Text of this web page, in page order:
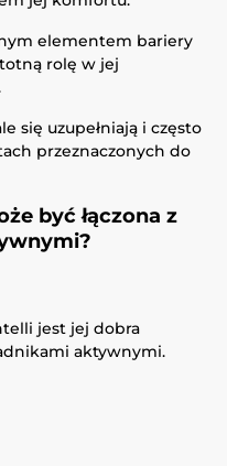
elementem bariery
rolę w jej
się uzupełniają i często
przeznaczonych do
być łączona z
jest jej dobra
aktywnymi.